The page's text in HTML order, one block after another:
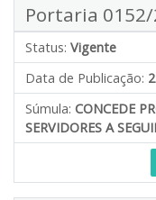
Portaria
Status: Vigente
Data de Publicação:
Súmula: CONCEDE
SERVIDORES A